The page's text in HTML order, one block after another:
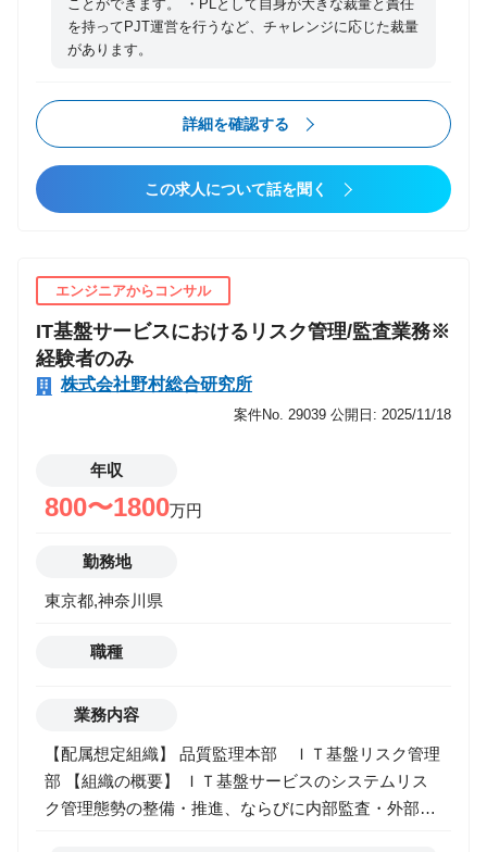
する推進力・関係者巻込み コンセプト・期待成果を関
係者の共感醸成まで磨く ●UX・業務およびIT要件へ落
それを多面的に実現要素に分解し、整合をとって具体
動 ローンチ後の事業・サービスの状況を把握し、そ
の成長・運営効率化の両面で課題設定・解決を支援す
る 【携わるビジネス・サービス・テーマ】 ○NRIデジ
一員であるNRIデジタルに出向していただく形になり
えることによって、顧客の利益を最大化するビジネス
モデルを作り上げる。 ・主として事業会社に向けて、
デジタル技術を活用した既存事業の変革、新規事業・
の期待役割】 お客さまが業界/社会の課題を解決する
新しい価値サービスを創り、事業として持続的にスケ
ールさせることを目指します。 自分が未経験の分野で
あっても、自らの努力や他者からの学びを通して必要
が求められます。 またマネタイズへのこだわりも重要
となります。研究開発やPoC、プレスリリースだけで
なく、事業として持続可能な成果（単年黒字、累積黒
字の達成など）が出るまで粘り強く活動することも必
要となります。 【具体的な職務内容】 新規事業・サ
ービスの、企画開発、アプリ設計開発、基盤設計開
った多様な専門家がNRIデジタルには存在しており、
密に連携して動ける体制・仕組みが既に運用されてい
ます。それらを活用してお客さまである事業会社とと
ます。 またコンサルとしての支援に留まらず、場合に
よってはお客さまとJVを立ち上げ、JVに出向して自ら
もあります。 具体的には以下のような業務を想定して
的な調査・関係者ヒアリング、IT・データの裏取り ●
のヒントになりうる情報の継続的収集・整理・議論 ●
事業/サービスを具現化する推進力・関係者巻込み コ
ンセプト・期待成果を関係者の共感醸成まで磨く
ことができます。 ・PLとして自身が大きな裁量と責任
を持ってPJT運営を行うなど、チャレンジに応じた裁量
があります。
詳細を確認する
この求人について話を聞く
エンジニアからコンサル
IT基盤サービスにおけるリスク管理/監査業務※
経験者のみ
株式会社野村総合研究所
案件No. 29039 公開日: 2025/11/18
年収
800〜1800万円
勤務地
東京都,神奈川県
職種
業務内容
【配属想定組織】 品質監理本部 ＩＴ基盤リスク管理
部 【組織の概要】 ＩＴ基盤サービスのシステムリス
ク管理態勢の整備・推進、ならびに内部監査・外部監